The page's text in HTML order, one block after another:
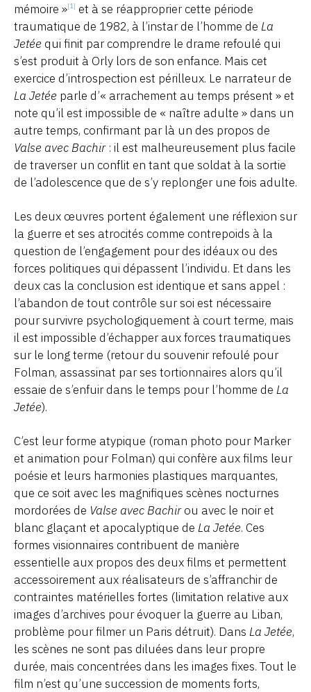
mémoire »[1] et à se réapproprier cette période
traumatique de 1982, à l’instar de l’homme de La
Jetée qui finit par comprendre le drame refoulé qui
s’est produit à Orly lors de son enfance. Mais cet
exercice d’introspection est périlleux. Le narrateur de
La Jetée parle d’« arrachement au temps présent » et
note qu’il est impossible de « naître adulte » dans un
autre temps, confirmant par là un des propos de
Valse avec Bachir: il est malheureusement plus facile
de traverser un conflit en tant que soldat à la sortie
de l’adolescence que de s’y replonger une fois adulte.
Les deux œuvres portent également une réflexion sur
la guerre et ses atrocités comme contrepoids à la
question de l’engagement pour des idéaux ou des
forces politiques qui dépassent l’individu. Et dans les
deux cas la conclusion est identique et sans appel :
l’abandon de tout contrôle sur soi est nécessaire
pour survivre psychologiquement à court terme, mais
il est impossible d’échapper aux forces traumatiques
sur le long terme (retour du souvenir refoulé pour
Folman, assassinat par ses tortionnaires alors qu’il
essaie de s’enfuir dans le temps pour l’homme de La
Jetée).
C’est leur forme atypique (roman photo pour Marker
et animation pour Folman) qui confère aux films leur
poésie et leurs harmonies plastiques marquantes,
que ce soit avec les magnifiques scènes nocturnes
mordorées de Valse avec Bachirou avec le noir et
blanc glaçant et apocalyptique de La Jetée. Ces
formes visionnaires contribuent de manière
essentielle aux propos des deux films et permettent
accessoirement aux réalisateurs de s’affranchir de
contraintes matérielles fortes (limitation relative aux
images d’archives pour évoquer la guerre au Liban,
problème pour filmer un Paris détruit). Dans La Jetée,
les scènes ne sont pas diluées dans leur propre
durée, mais concentrées dans les images fixes. Tout le
film n’est qu’une succession de moments forts,